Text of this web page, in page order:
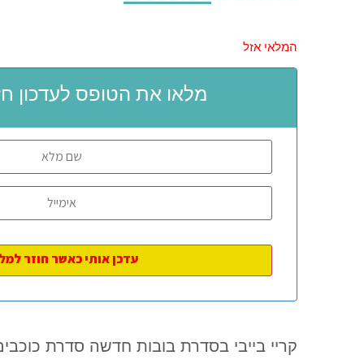
המלאי אזל
מלאו את הטופס לעדכון
קריי בייבי בסדרת בובות חדשה סדרת